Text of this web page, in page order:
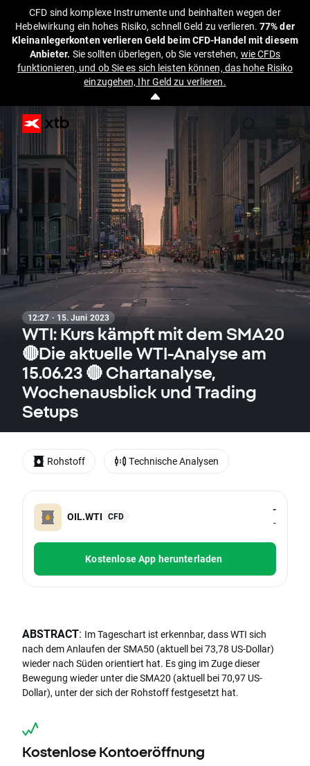
CFD sind komplexe Instrumente und beinhalten wegen der
Hebelwirkung ein hohes Risiko, schnell Geld zu verlieren.77% der
Kleinanlegerkonten verlieren Geld beim CFD-Handel mit diesem
Anbieter. Sie sollten überlegen, ob Sie verstehen, wie CFDs
funktionieren, und ob Sie es sich leisten können, das hohe Risiko
einzugehen, Ihr Geld zu verlieren.
12:27 · 15. Juni 2023
WTI: Kurs kämpft mit dem SMA20
🔴Die aktuelle WTI-Analyse am
15.06.23 🔴 Chartanalyse,
Wochenausblick und Trading
Setups
OIL.WTI CFD
-
-
Kostenlose App herunterladen
ABSTRACT: Im Tageschart ist erkennbar, dass WTI sich
nach dem Anlaufen der SMA50 (aktuell bei 73,78 US-Dollar)
wieder nach Süden orientiert hat. Es ging im Zuge dieser
Bewegung wieder unter die SMA20 (aktuell bei 70,97 US-
Dollar), unter der sich der Rohstoff festgesetzt hat.
Kostenlose Kontoeröffnung
Rohstoff Technische Analysen